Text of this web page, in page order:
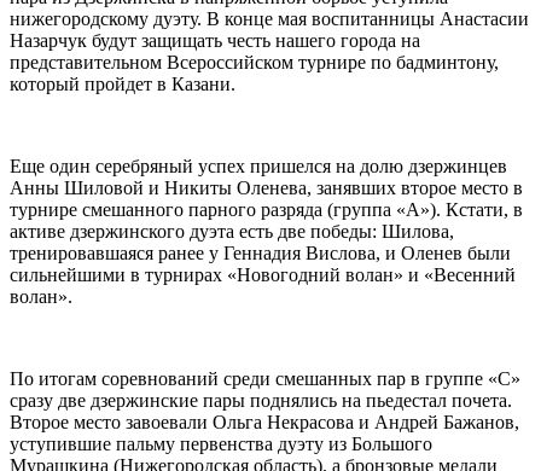
нижегородскому дуэту. В конце мая воспитанницы Анастасии
Назарчук будут защищать честь нашего города на
представительном Всероссийском турнире по бадминтону,
который пройдет в Казани.
Еще один серебряный успех пришелся на долю дзержинцев
Анны Шиловой и Никиты Оленева, занявших второе место в
турнире смешанного парного разряда (группа «А»). Кстати, в
активе дзержинского дуэта есть две победы: Шилова,
тренировавшаяся ранее у Геннадия Вислова, и Оленев были
сильнейшими в турнирах «Новогодний волан» и «Весенний
волан».
По итогам соревнований среди смешанных пар в группе «С»
сразу две дзержинские пары поднялись на пьедестал почета.
Второе место завоевали Ольга Некрасова и Андрей Бажанов,
уступившие пальму первенства дуэту из Большого
Мурашкина (Нижегородская область), а бронзовые медали